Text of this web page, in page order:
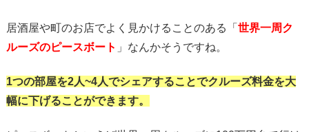
居酒屋や町のお店でよく見かけることのある「 世界一周ク
ルーズのピースボート 」なんかそうですね。
1つの部屋を2人~4人でシェアすることでクルーズ料金を大
幅に下げることができます。